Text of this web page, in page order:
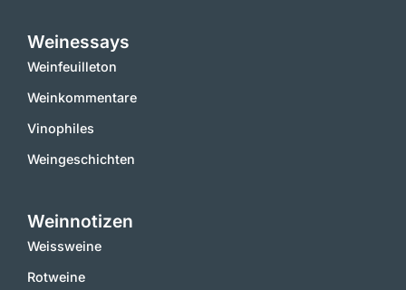
Weinessays
Weinfeuilleton
Weinkommentare
Vinophiles
Weingeschichten
Weinnotizen
Weissweine
Rotweine